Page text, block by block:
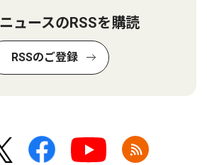
ュースのRSSを購読
RSSのご登録